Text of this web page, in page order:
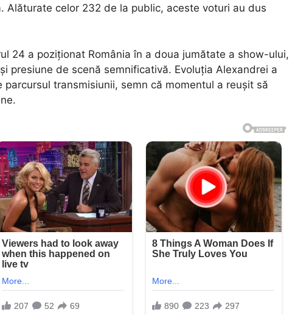
Alăturate celor 232 de la public, aceste voturi au dus
24 a poziționat România în a doua jumătate a show-ului,
presiune de scenă semnificativă. Evoluția Alexandrei a
parcursul transmisiunii, semn că momentul a reușit să